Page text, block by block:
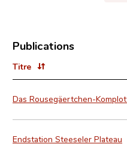
Publications
Titre
Das Rousegäertchen-
Endstation Steeseler Plateau